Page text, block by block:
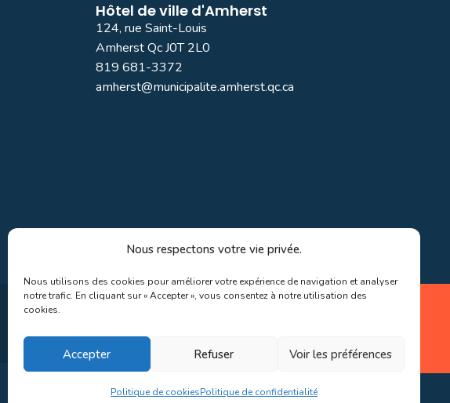
Nous respectons votre vie privée.
Nous utilisons des cookies pour améliorer votre expérience de navigation et analyser
notre trafic. En cliquant sur « Accepter », vous consentez à notre utilisation des
cookies.
Accepter Refuser Voir les préférences
Politique de cookiesPolitique de confidentialité
Hôtel de ville d'Amherst
124, rue Saint-Louis
Amherst Qc J0T 2L0
819 681-3372
amherst@municipalite.amherst.qc.ca